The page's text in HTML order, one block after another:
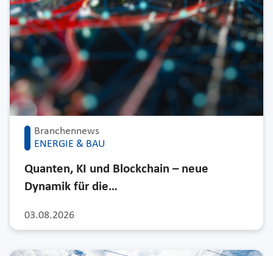
Branchennews
ENERGIE & BAU
03.08.2026
Quanten, KI und Blockchain – neue
Dynamik für die…